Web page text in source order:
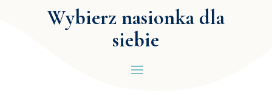
Wybierz nasionka dla
siebie